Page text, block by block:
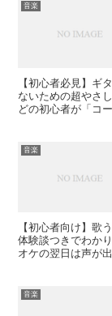
音楽
【初心者必見】ギ
ないための超やさ
どの初心者が「コ
音楽
【初心者向け】歌
体験談つきでわか
オケの翌日は声が
音楽